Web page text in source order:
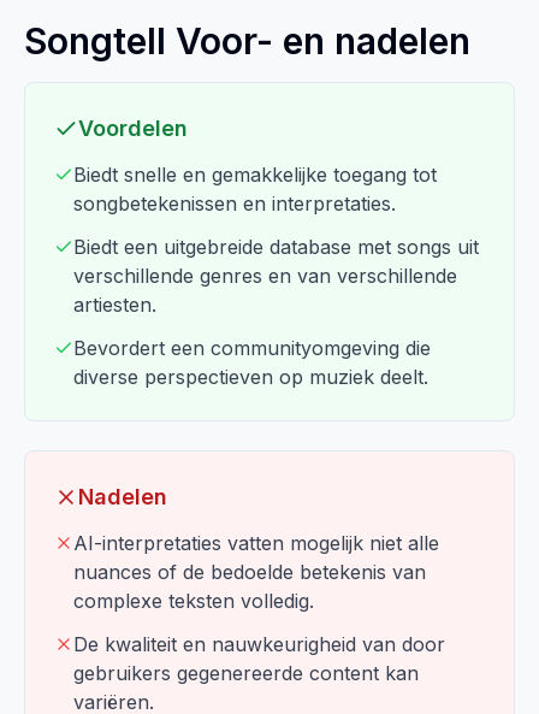
Songtell Voor- en nadelen
Voordelen
Biedt snelle en gemakkelijke toegang tot
songbetekenissen en interpretaties.
Biedt een uitgebreide database met songs uit
verschillende genres en van verschillende
artiesten.
Bevordert een communityomgeving die
diverse perspectieven op muziek deelt.
Nadelen
AI-interpretaties vatten mogelijk niet alle
nuances of de bedoelde betekenis van
complexe teksten volledig.
De kwaliteit en nauwkeurigheid van door
gebruikers gegenereerde content kan
variëren.